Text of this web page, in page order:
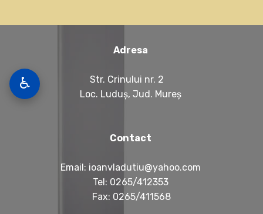
Adresa
Str. Crinului nr. 2
Loc. Luduș, Jud. Mureș
Contact
Email: ioanvladutiu@yahoo.com
Tel: 0265/412353
Fax: 0265/411568
♿